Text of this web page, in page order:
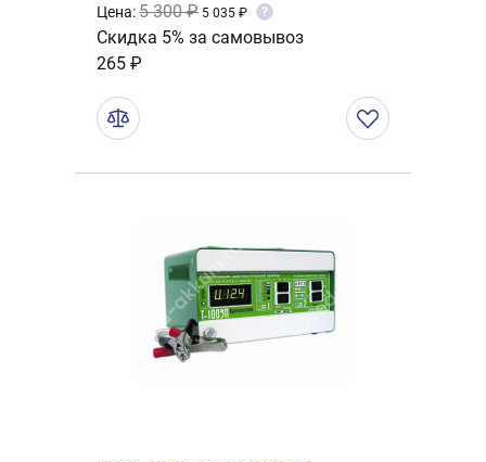
Цена:5 300 ₽ 5 035 ₽ ?
Скидка 5% за самовывоз
265 ₽